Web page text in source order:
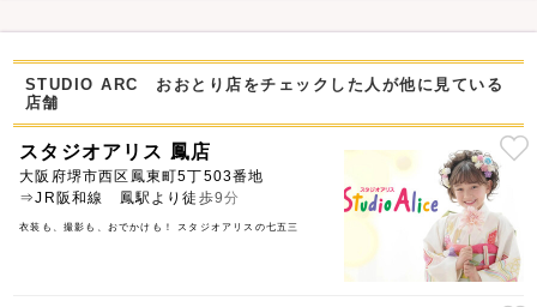
STUDIO ARC おおとり店をチェックした人が他に見ている
店舗
スタジオアリス 鳳店
大阪府堺市西区鳳東町5丁503番地
⇒JR阪和線 鳳駅より徒歩9分
衣装も、撮影も、おでかけも！ スタジオアリスの七五三